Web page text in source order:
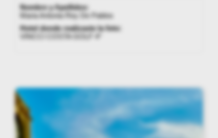
Nombre y Apellidos:
Maria Antonia Rey De Pablos
Hotel donde realizaste la foto: